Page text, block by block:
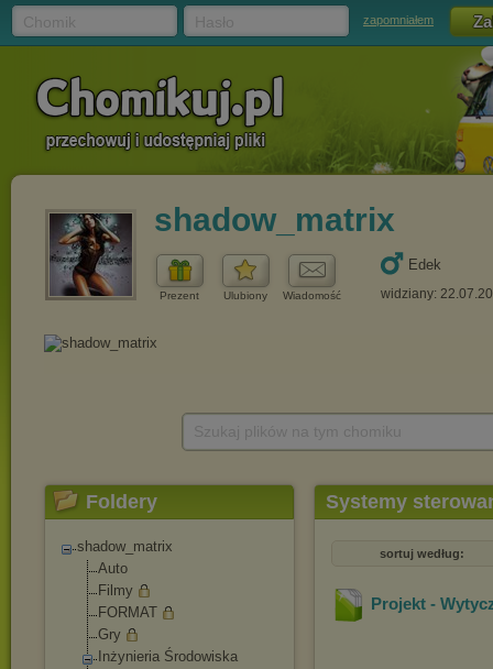
zapomniałem
shadow_matrix
Prezent Ulubiony Wiadomość
Edek
widziany:
Foldery
shadow_matrix
Auto
Filmy
FORMAT
Gry
Inżynieria Środowiska
Systemy
sortuj według:
Projekt -